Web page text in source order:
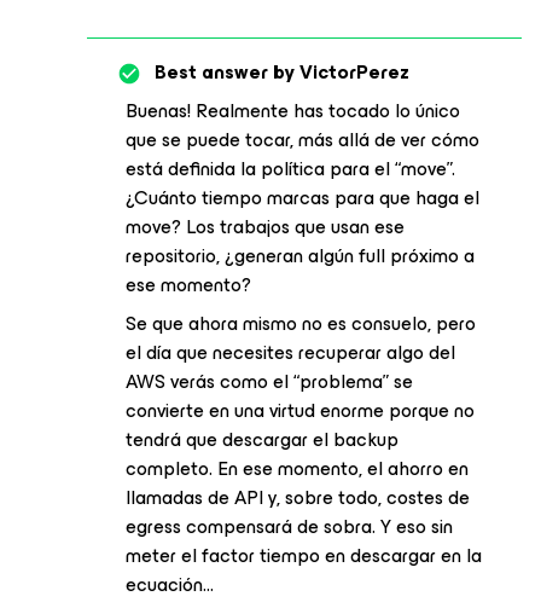
Best answer byVictorPerez
Buenas! Realmente has tocado lo único
que se puede tocar, más allá de ver cómo
está definida la política para el “move”.
¿Cuánto tiempo marcas para que haga el
move? Los trabajos que usan ese
repositorio, ¿generan algún full próximo a
ese momento?
Se que ahora mismo no es consuelo, pero
el día que necesites recuperar algo del
AWS verás como el “problema” se
convierte en una virtud enorme porque no
tendrá que descargar el backup
completo. En ese momento, el ahorro en
llamadas de API y, sobre todo, costes de
egress compensará de sobra. Y eso sin
meter el factor tiempo en descargar en la
ecuación...